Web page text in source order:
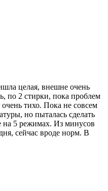
целая, внешне очень
по 2 стирки, пока проблем
тихо. Пока не совсем
но пыталась сделать
на 5 режимах. Из минусов
сейчас вроде норм. В